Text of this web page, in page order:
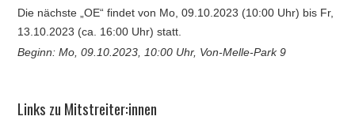
Die nächste „OE“ findet von Mo, 09.10.2023 (10:00 Uhr) bis Fr,
13.10.2023 (ca. 16:00 Uhr) statt.
Beginn: Mo, 09.10.2023, 10:00 Uhr, Von-Melle-Park 9
Links zu Mitstreiter:innen